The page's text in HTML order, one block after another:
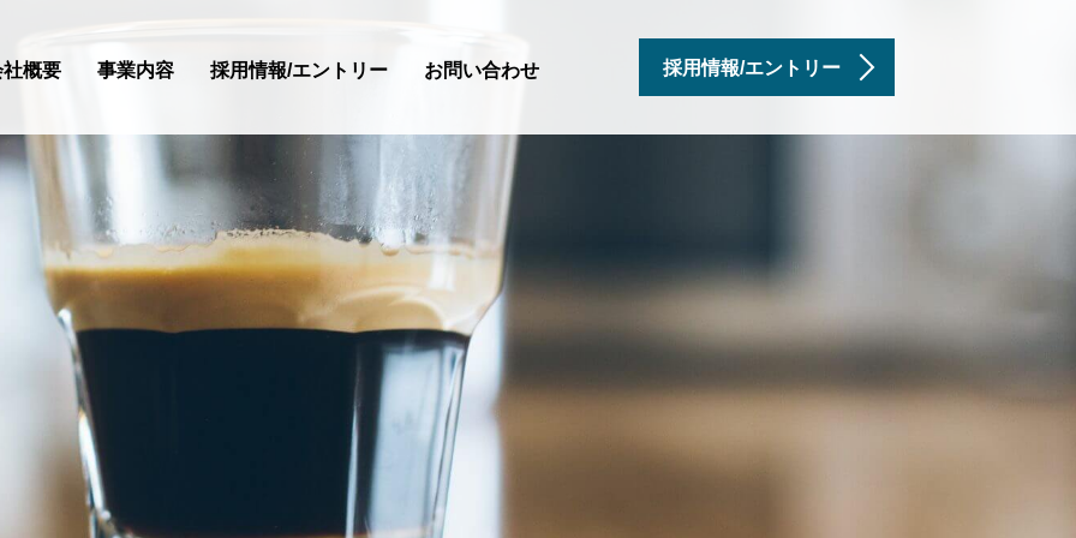
社概要 事業内容 採用情報/エントリー お問い合わせ 採用情報/エントリー